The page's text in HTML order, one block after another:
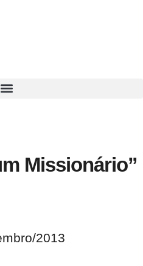
Missionário”
2013